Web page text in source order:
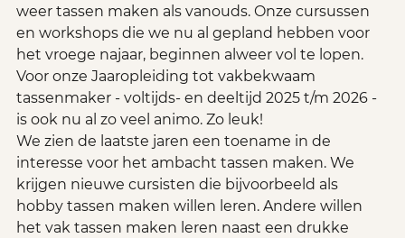
weer tassen maken als vanouds. Onze cursussen
en workshops die we nu al gepland hebben voor
het vroege najaar, beginnen alweer vol te lopen.
Voor onze Jaaropleiding tot vakbekwaam
tassenmaker - voltijds- en deeltijd 2025 t/m 2026 -
is ook nu al zo veel animo. Zo leuk!
We zien de laatste jaren een toename in de
interesse voor het ambacht tassen maken. We
krijgen nieuwe cursisten die bijvoorbeeld als
hobby tassen maken willen leren. Andere willen
het vak tassen maken leren naast een drukke